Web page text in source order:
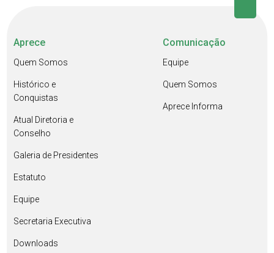
Aprece
Quem Somos
Histórico e
Conquistas
Atual Diretoria e
Conselho
Galeria de Presidentes
Estatuto
Equipe
Secretaria Executiva
Downloads
Comunicação
Equipe
Quem Somos
Aprece Informa